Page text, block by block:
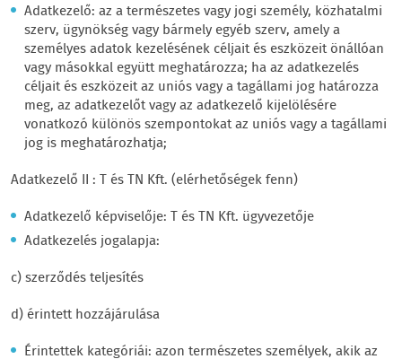
Adatkezelő: az a természetes vagy jogi személy, közhatalmi
szerv, ügynökség vagy bármely egyéb szerv, amely a
személyes adatok kezelésének céljait és eszközeit önállóan
vagy másokkal együtt meghatározza; ha az adatkezelés
céljait és eszközeit az uniós vagy a tagállami jog határozza
meg, az adatkezelőt vagy az adatkezelő kijelölésére
vonatkozó különös szempontokat az uniós vagy a tagállami
jog is meghatározhatja;
Adatkezelő II : T és TN Kft. (elérhetőségek fenn)
Adatkezelő képviselője: T és TN Kft. ügyvezetője
Adatkezelés jogalapja:
c) szerződés teljesítés
d) érintett hozzájárulása
Érintettek kategóriái: azon természetes személyek, akik az